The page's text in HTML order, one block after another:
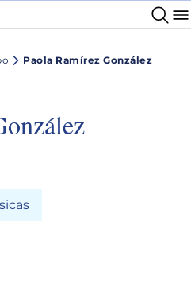
Paola Ramírez González